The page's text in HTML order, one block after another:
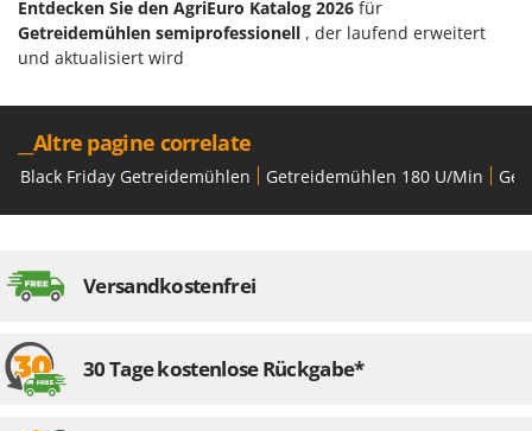
Entdecken Sie den AgriEuro Katalog 2026 für
Getreidemühlen semiprofessionell , der laufend erweitert
und aktualisiert wird
__Altre pagine correlate
Black Friday Getreidemühlen Getreidemühlen 180 U/Min
Versandkostenfrei
30 Tage kostenlose Rückgabe*